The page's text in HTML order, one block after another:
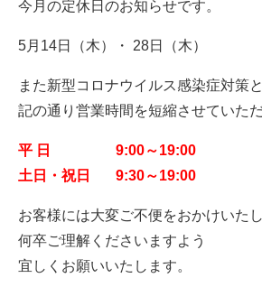
今月の定休日のお知らせです。
5月14日（木）・ 28日（木）
また新型コロナウイルス感染症対策
記の通り営業時間を短縮させていた
平 日 9:00～19:00
土日・祝日 9:30～19:00
お客様には大変ご不便をおかけいた
何卒ご理解くださいますよう
宜しくお願いいたします。